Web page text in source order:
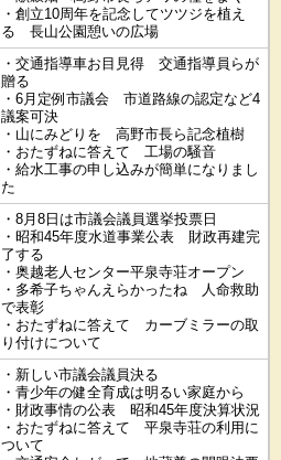
・創立10周年を記念してツツジを植え
る 長山公園憩いの広場
・交通指導車お目見得 交通指導員らが
贈る
・6月定例市議会 市道路線の認定など4
議案可決
・山にみどりを 高野市長ら記念植樹
・おたずねに答えて 工場の騒音
・給水工事の申し込みが簡単になりまし
た
・8月8日は市議会議員選挙投票日
・昭和45年度水道事業公表 財政再建完
了する
・奥越老人センター平泉寺荘オープン
・多希子ちゃんえらかったね 人命救助
で表彰
・おたずねに答えて カーブミラーの取
り付けについて
・新しい市議会議員決る
・青少年の健全育成は明るい家庭から
・財政事情の公表 昭和45年度決算状況
・おたずねに答えて 平泉寺荘の利用に
ついて